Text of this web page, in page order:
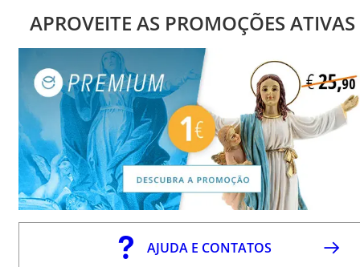
APROVEITE AS PROMOÇÕES ATIVAS
AJUDA E CONTATOS